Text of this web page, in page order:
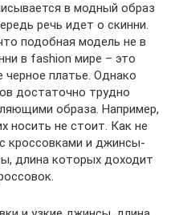
в модный образ
речь идет о скинни.
подобная модель не в
в fashion мире – это
черное платье. Однако
достаточно трудно
образа. Например,
носить не стоит. Как не
кроссовками и джинсы-
длина которых доходит